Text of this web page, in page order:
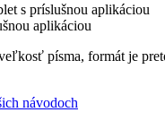
s príslušnou aplikáciou
aplikáciou
písma, formát je
návodoch